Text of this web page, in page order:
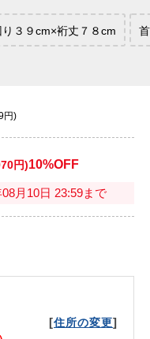
り３９cm×裄丈７８cm
円)
円)10%OFF
月10日 23:59まで
[住所の変更]